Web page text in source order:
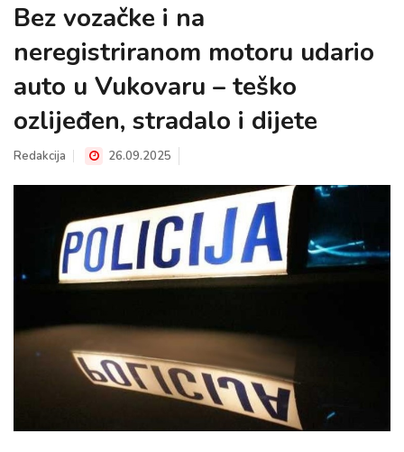
Bez vozačke i na
neregistriranom motoru udario
auto u Vukovaru – teško
ozlijeđen, stradalo i dijete
Redakcija 26.09.2025